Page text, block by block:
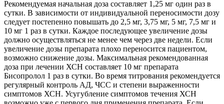
Рекомендуемая начальная доза составляет 1,25 мг один раз в
сутки. В зависимости от индивидуальной переносимости дозу
следует постепенно повышать до 2,5 мг, 3,75 мг, 5 мг, 7,5 мг и
10 мг 1 раз в сутки. Каждое последующее увеличение дозы
должно осуществляться не менее чем через две недели. Если
увеличение дозы препарата плохо переносится пациентом,
возможно снижение дозы. Максимальная рекомендованная
доза при лечении ХСН составляет 10 мг препарата
Бисопролол 1 раз в сутки. Bo время титрования рекомендуется
регулярный контроль АД, ЧСС и степени выраженности
симптомов ХСН. Усугубление симптомов течения ХСН